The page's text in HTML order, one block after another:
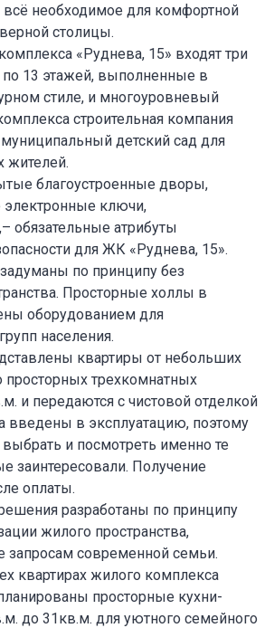
всё необходимое для комфортной
столицы.
«Руднева, 15» входят три
по 13 этажей, выполненные в
стиле, и многоуровневый
строительная компания
детский сад для
жителей.
благоустроенные дворы,
ключи,
обязательные атрибуты
для ЖК «Руднева, 15».
по принципу без
Просторные холлы в
оборудованием для
населения.
квартиры от небольших
просторных трехкомнатных
и передаются с чистовой отделкой
введены в эксплуатацию, поэтому
и посмотреть именно те
заинтересовали. Получение
оплаты.
разработаны по принципу
жилого пространства,
запросам современной семьи.
квартирах жилого комплекса
просторные кухни-
до 31кв.м. для уютного семейного